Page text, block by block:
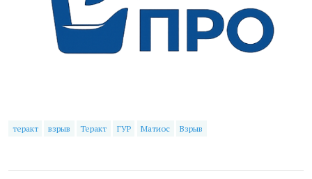
теракт взрыв Теракт ГУР Матиос Взрыв